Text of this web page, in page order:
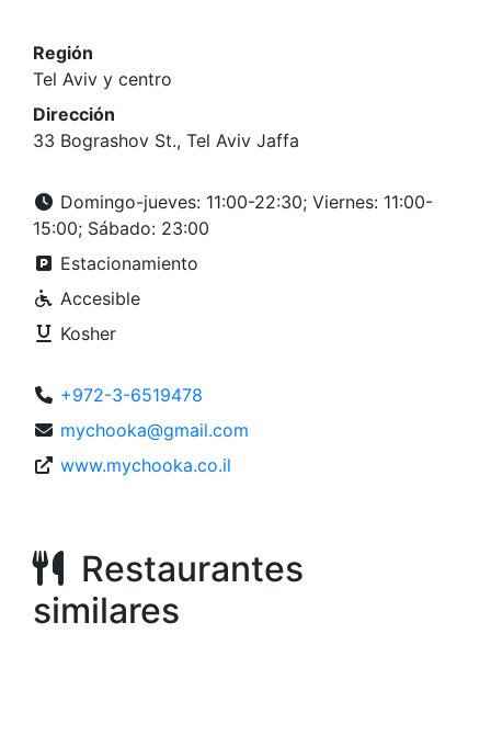
Región
Tel Aviv y centro
Dirección
33 Bograshov St., Tel Aviv Jaffa
Domingo-jueves: 11:00-22:30; Viernes: 11:00-
15:00; Sábado: 23:00
Estacionamiento
Accesible
Kosher
+972-3-6519478
mychooka@gmail.com
www.mychooka.co.il
Restaurantes
similares